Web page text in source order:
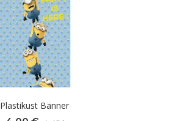
Plastikust Bänner